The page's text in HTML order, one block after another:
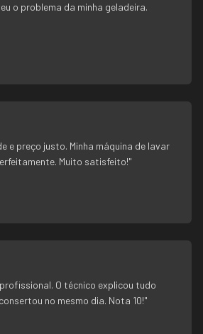
o problema da minha geladeira.
e preço justo. Minha máquina de lavar
Muito satisfeito!"
O técnico explicou tudo
no mesmo dia. Nota 10!"